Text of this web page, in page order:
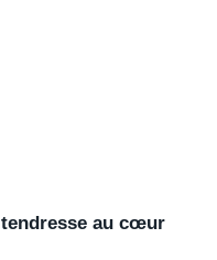
au cœur